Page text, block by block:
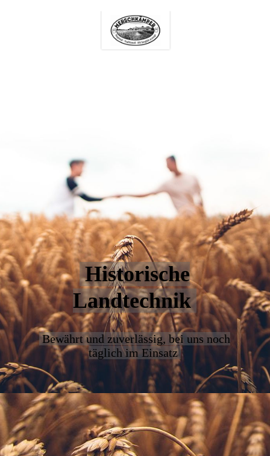
Historische
Landtechnik
Bewährt und zuverlässig, bei uns noch
täglich im Einsatz